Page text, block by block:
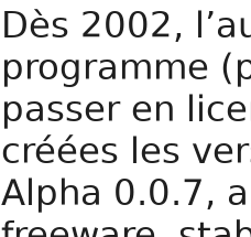
Dès 2002,
programme
passer en
créées les
Alpha 0.0.7,